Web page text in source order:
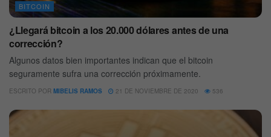
BITCOIN
¿Llegará bitcoin a los 20.000 dólares antes de una
corrección?
Algunos datos bien importantes indican que el bitcoin
seguramente sufra una corrección próximamente.
ESCRITO POR MIBELIS RAMOS 21 DE NOVIEMBRE DE 2020 536